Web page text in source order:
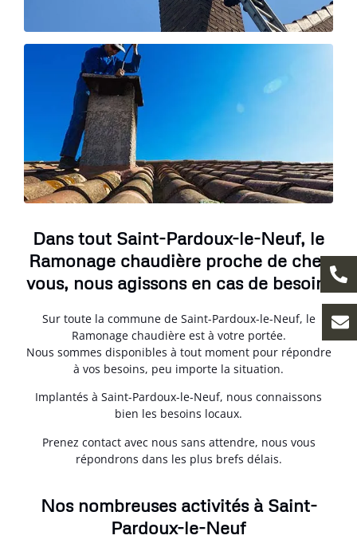
Dans tout Saint-Pardoux-le-Neuf, le
Ramonage chaudière proche de chez
vous, nous agissons en cas de besoin.
Sur toute la commune de Saint-Pardoux-le-Neuf, le
Ramonage chaudière est à votre portée.
Nous sommes disponibles à tout moment pour répondre
à vos besoins, peu importe la situation.
Implantés à Saint-Pardoux-le-Neuf, nous connaissons
bien les besoins locaux.
Prenez contact avec nous sans attendre, nous vous
répondrons dans les plus brefs délais.
Nos nombreuses activités à Saint-
Pardoux-le-Neuf